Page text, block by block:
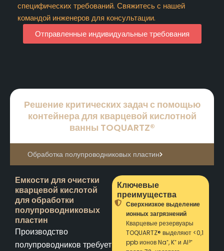
специфических требований. Свяжитесь с нашей
командой инженеров для консультации.
Отправленные индивидуальные требования
Решение критических задач с помощью
контейнера для кварцевой кислотной
ванны TOQUARTZ®
Обработка полупроводниковых пластин
Емкости для очистки
кварцевой кислотой
для обработки
полупроводниковых
пластин
Производство
полупроводников требует
Ключевые
преимущества
Сверхнизкое выделение
ионных загрязнений
Кварцевые резервуары
TOQUARTZ® выделяют <0,1
ppb ионов Na⁺, K⁺ и Al³⁺